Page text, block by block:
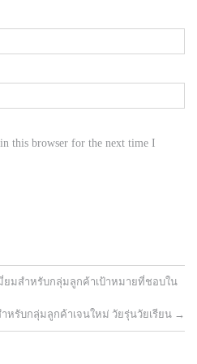
this browser for the next time I
ยมสำหรับกลุ่มลูกค้าเป้าหมายที่ชอบใน
หรับกลุ่มลูกค้าเจนใหม่ วัยรุ่นวัยเรียน →